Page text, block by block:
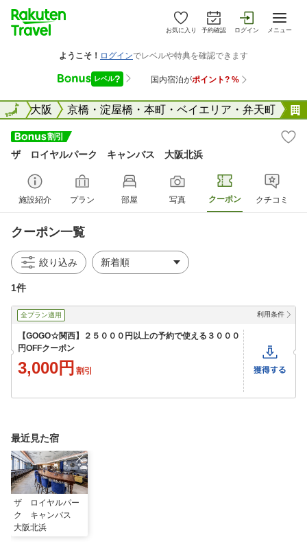
お気に入り 予約確認 ログイン メニュー
府 大阪 京橋・淀屋橋・本町・ベイエリア・弁天町
全国
ザ ロイヤルパーク キャンバス 大阪北浜
施設紹介 プラン 部屋 写真 クーポン クチコミ
クーポン一覧
絞り込み
1件
利用条件
全プラン適用
【GOGO☆関西】２５０００円以上の予約で使える３０００
円OFFクーポン
3,000円 割引
最近見た宿
ザ ロイヤルパー
ク キャンバス
大阪北浜